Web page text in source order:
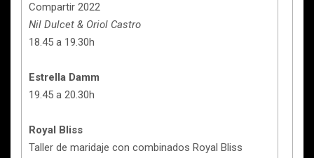
Compartir 2022
Nil Dulcet & Oriol Castro
18.45 a 19.30h
Estrella Damm
19.45 a 20.30h
Royal Bliss
Taller de maridaje con combinados Royal Bliss